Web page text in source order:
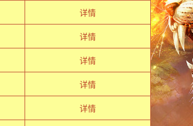
详情
详情
详情
详情
详情